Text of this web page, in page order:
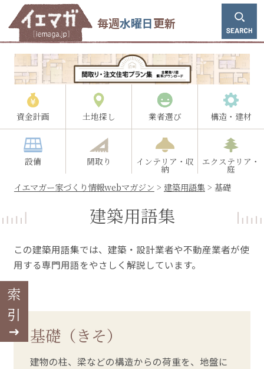
毎週水曜日更新
資金計画 土地探し 業者選び 構造・建材
設備 間取り インテリア・収
納
エクステリア・
庭
イエマガー家づくり情報webマガジン > 建築用語集> 基礎
索引
建築用語集
この建築用語集では、建築・設計業者や不動産業者が使
用する専門用語をやさしく解説しています。
基礎（きそ）
建物の柱、梁などの構造からの荷重を、地盤に